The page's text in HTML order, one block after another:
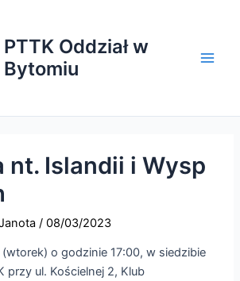
PTTK Oddział w
Bytomiu
nt. Islandii i Wysp
/08/03/2023
(wtorek) o godzinie 17:00, w siedzibie
przy ul. Kościelnej 2, Klub